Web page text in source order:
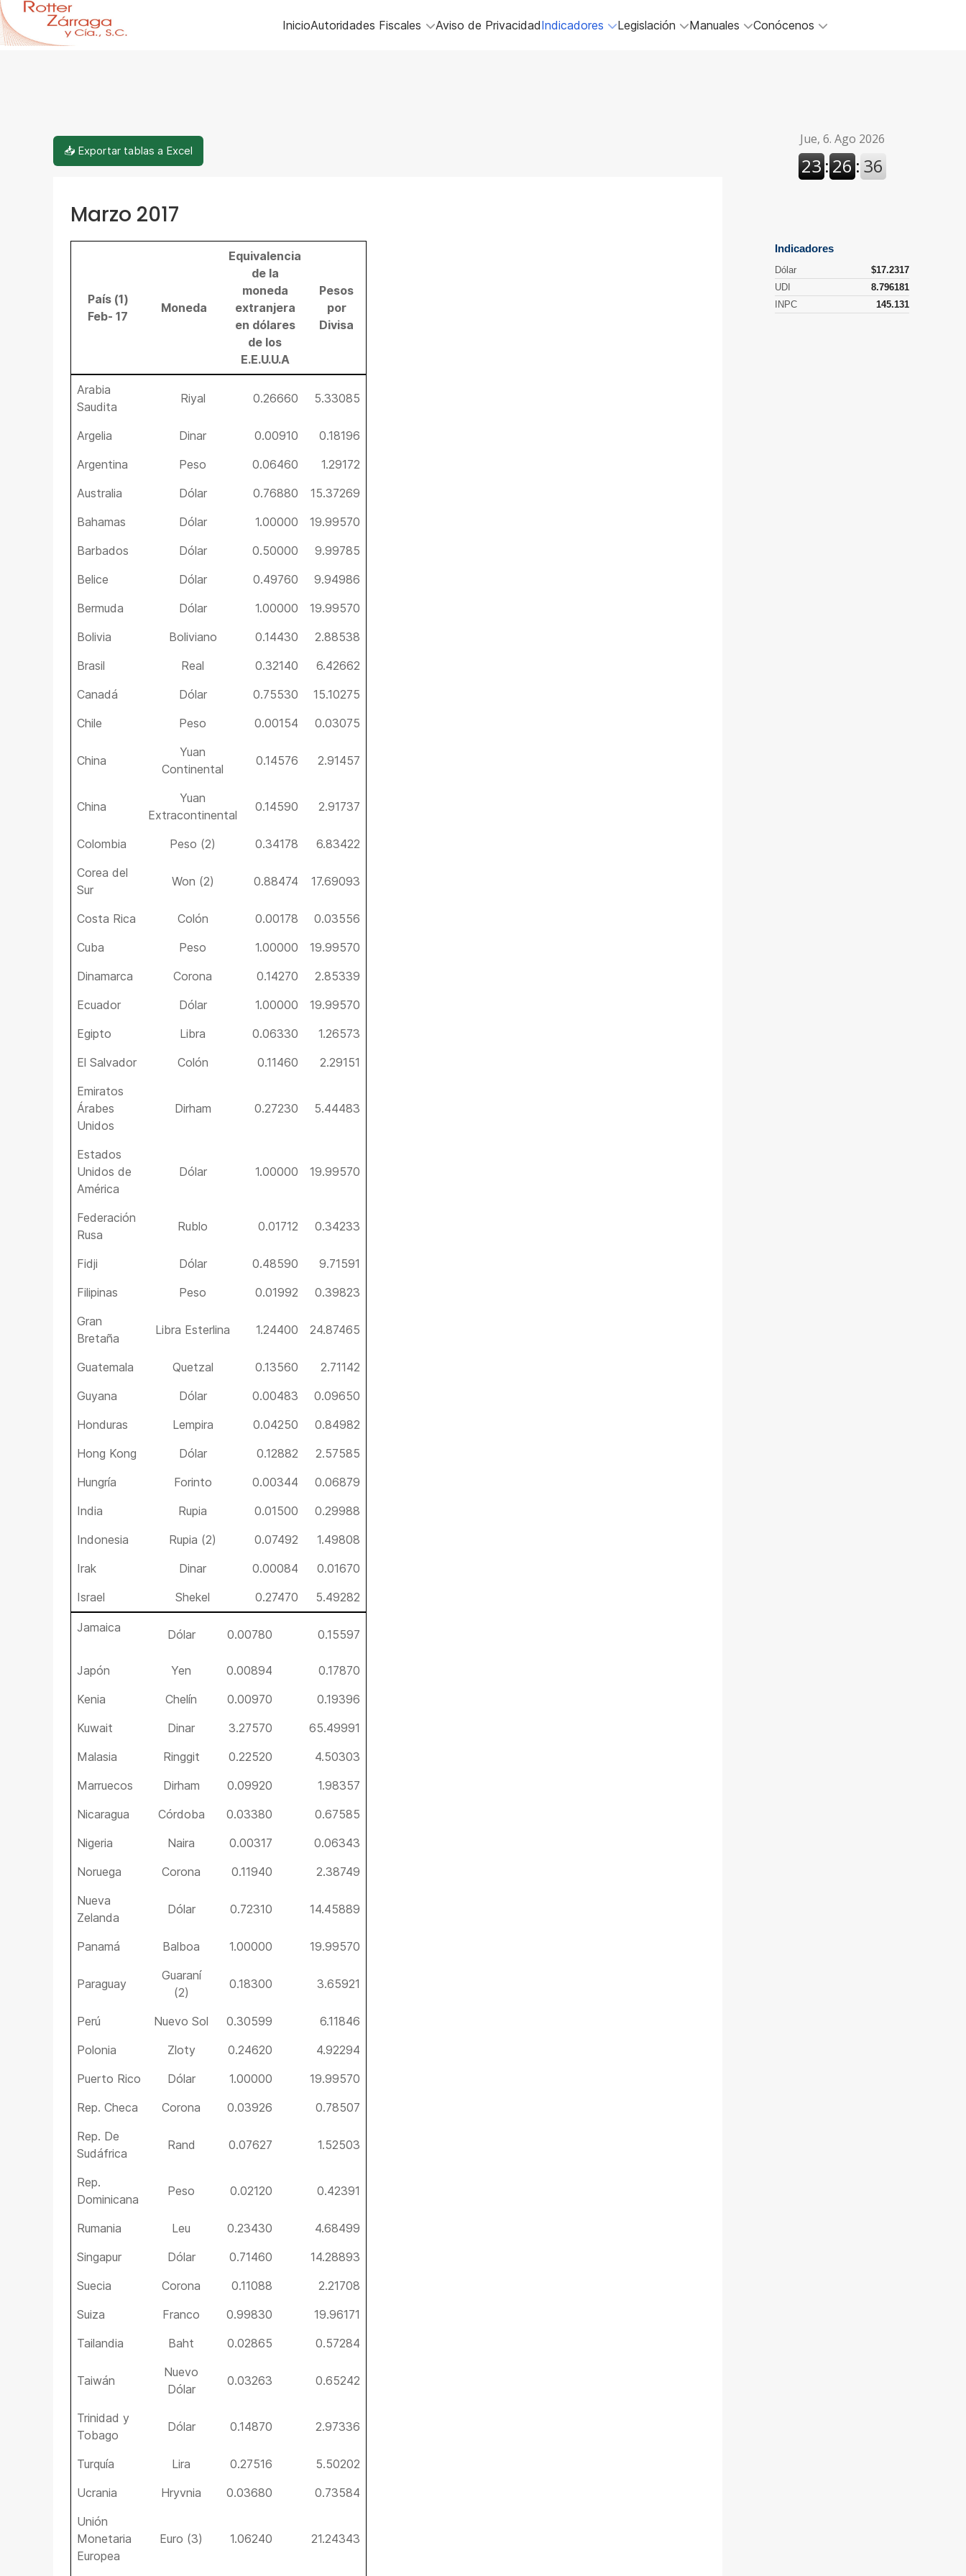
InicioAutoridades Fiscales Aviso de PrivacidadIndicadores Legislación Manuales Conócenos
📥 Exportar tablas a Excel
Marzo 2017
País (1)
Feb- 17
Moneda
Equivalencia
de la
moneda
extranjera
en dólares
de los
E.E.U.U.A
Pesos
por
Divisa
Arabia
Saudita
Riyal 0.26660 5.33085
Argelia Dinar 0.00910
0.18196
Argentina
Peso 0.06460
1.29172
Australia
Dólar 0.76880
15.37269
Bahamas
Dólar 1.00000
19.99570
Barbados
Dólar 0.50000
9.99785
Belice
Dólar 0.49760
9.94986
Bermuda
Dólar 1.00000
19.99570
Bolivia
Boliviano 0.14430
2.88538
Brasil
Real 0.32140
6.42662
Canadá
Dólar 0.75530
15.10275
Chile
Peso 0.00154 0.03075
China
Yuan
Continental
0.14576 2.91457
China
Yuan
Extracontinental
0.14590 2.91737
Colombia Peso (2) 0.34178
6.83422
Corea del
Sur
Won (2) 0.88474 17.69093
Costa Rica Colón 0.00178
0.03556
Cuba
Peso 1.00000
19.99570
Dinamarca
Corona 0.14270
2.85339
Ecuador
Dólar 1.00000
19.99570
Egipto
Libra 0.06330
1.26573
El Salvador
Colón 0.11460
2.29151
Emiratos
Árabes
Unidos
Dirham 0.27230 5.44483
Estados
Unidos de
América
Dólar 1.00000 19.99570
Federación
Rusa
Rublo 0.01712 0.34233
Fidji Dólar 0.48590
9.71591
Filipinas
Peso 0.01992
0.39823
Gran
Bretaña
Libra Esterlina 1.24400 24.87465
Guatemala Quetzal 0.13560
2.71142
Guyana
Dólar 0.00483
0.09650
Honduras
Lempira 0.04250
0.84982
Hong Kong
Dólar 0.12882
2.57585
Hungría
Forinto 0.00344
0.06879
India
Rupia 0.01500
0.29988
Indonesia
Rupia (2) 0.07492
1.49808
Irak
Dinar 0.00084
0.01670
Israel
Shekel 0.27470 5.49282
Jamaica Dólar 0.00780 0.15597
Japón Yen 0.00894
0.17870
Kenia
Chelín 0.00970
0.19396
Kuwait
Dinar 3.27570
65.49991
Malasia
Ringgit 0.22520
4.50303
Marruecos
Dirham 0.09920
1.98357
Nicaragua
Córdoba 0.03380
0.67585
Nigeria
Naira 0.00317
0.06343
Noruega
Corona 0.11940
2.38749
Nueva
Zelanda
Dólar 0.72310 14.45889
Panamá Balboa 1.00000 19.99570
Paraguay
Guaraní
(2)
0.18300 3.65921
Perú Nuevo Sol 0.30599
6.11846
Polonia
Zloty 0.24620
4.92294
Puerto Rico
Dólar 1.00000
19.99570
Rep. Checa
Corona 0.03926
0.78507
Rep. De
Sudáfrica
Rand 0.07627 1.52503
Rep.
Dominicana
Peso 0.02120 0.42391
Rumania Leu 0.23430
4.68499
Singapur
Dólar 0.71460
14.28893
Suecia
Corona 0.11088
2.21708
Suiza
Franco 0.99830
19.96171
Tailandia
Baht 0.02865 0.57284
Taiwán
Nuevo
Dólar
0.03263 0.65242
Trinidad y
Tobago
Dólar 0.14870 2.97336
Turquía Lira 0.27516
5.50202
Ucrania
Hryvnia 0.03680
0.73584
Unión
Monetaria
Europea
Euro (3) 1.06240 21.24343